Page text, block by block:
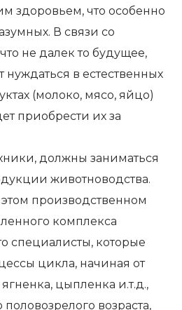
здоровьем, что особенно
В связи со
не далек то будущее,
нуждаться в естественных
(молоко, мясо, яйцо)
приобрести их за
должны заниматься
животноводства.
производственном
комплекса
специалисты, которые
цикла, начиная от
цыпленка и.т.д.,
возраста,